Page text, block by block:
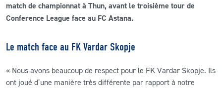
PRESSE ET MEDIAS
match de championnat à Thun, avant le troisième tour de
Conference League face au FC Astana.
Le match face au FK Vardar Skopje
« Nous avons beaucoup de respect pour le FK Vardar Skopje. Ils
ont joué d’une manière très différente par rapport à notre